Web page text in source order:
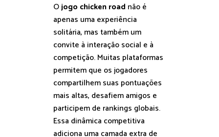
Ojogo chicken road não é
apenas uma experiência
solitária, mas também um
convite à interação social e à
competição. Muitas plataformas
permitem que os jogadores
compartilhem suas pontuações
mais altas, desafiem amigos e
participem de rankings globais.
Essa dinâmica competitiva
adiciona uma camada extra de